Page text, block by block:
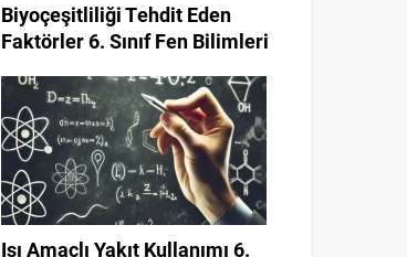
Biyoçeşitliliği Tehdit Eden
Faktörler 6. Sınıf Fen Bilimleri
Isı Amaçlı Yakıt Kullanımı 6.